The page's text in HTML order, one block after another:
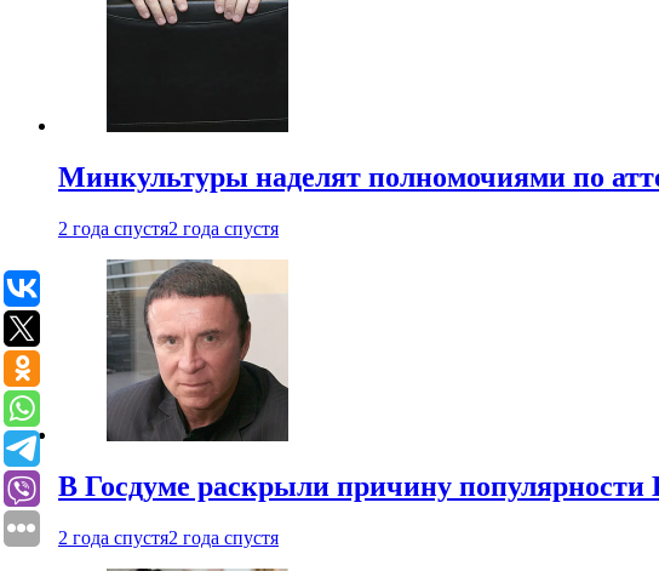
Минкультуры наделят полномочиями по
2 года спустя2 года спустя
В Госдуме раскрыли причину популярности
2 года спустя2 года спустя